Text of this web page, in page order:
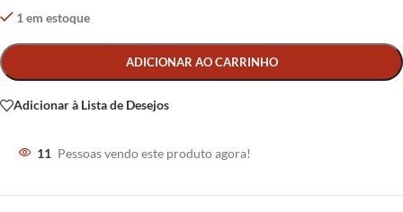
1 em estoque
ADICIONAR AO CARRINHO
Alternative:
Adicionar à Lista de Desejos
11 Pessoas vendo este produto agora!